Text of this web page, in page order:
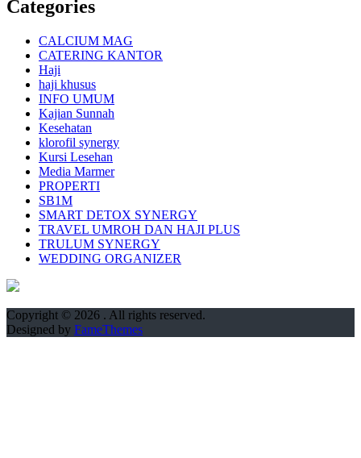
Categories
CALCIUM MAG
CATERING KANTOR
Haji
haji khusus
INFO UMUM
Kajian Sunnah
Kesehatan
klorofil synergy
Kursi Lesehan
Media Marmer
PROPERTI
SB1M
SMART DETOX SYNERGY
TRAVEL UMROH DAN HAJI PLUS
TRULUM SYNERGY
WEDDING ORGANIZER
Copyright © 2026 . All rights reserved.
Designed by FameThemes